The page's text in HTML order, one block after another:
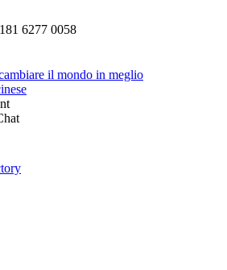
6277 0058
il mondo in meglio